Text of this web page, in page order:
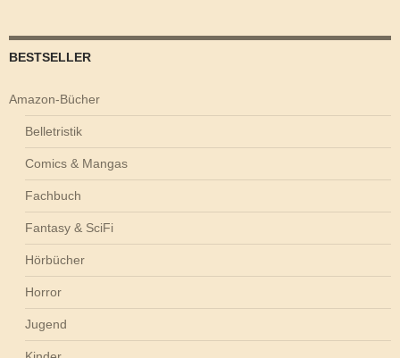
BESTSELLER
Amazon-Bücher
Belletristik
Comics & Mangas
Fachbuch
Fantasy & SciFi
Hörbücher
Horror
Jugend